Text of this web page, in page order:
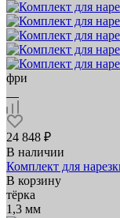
фри
24 848 ₽
В наличии
Комплект для
В корзину
тёрка
1,3 мм